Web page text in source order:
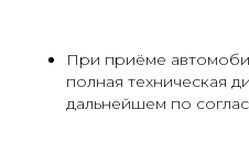
При приёме
полная техническая
дальнейшем по